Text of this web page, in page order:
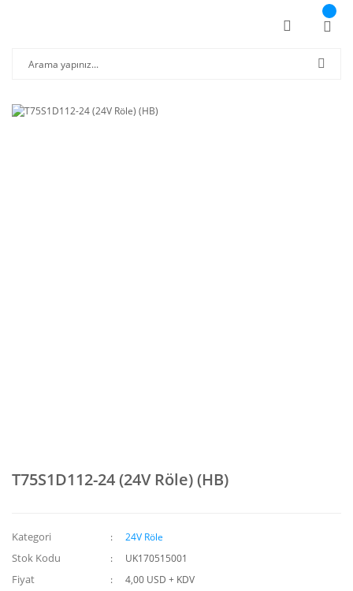
T75S1D112-24 (24V Röle) (HB)
Kategori 24V Röle
Stok Kodu UK170515001
Fiyat
4,00 USD + KDV